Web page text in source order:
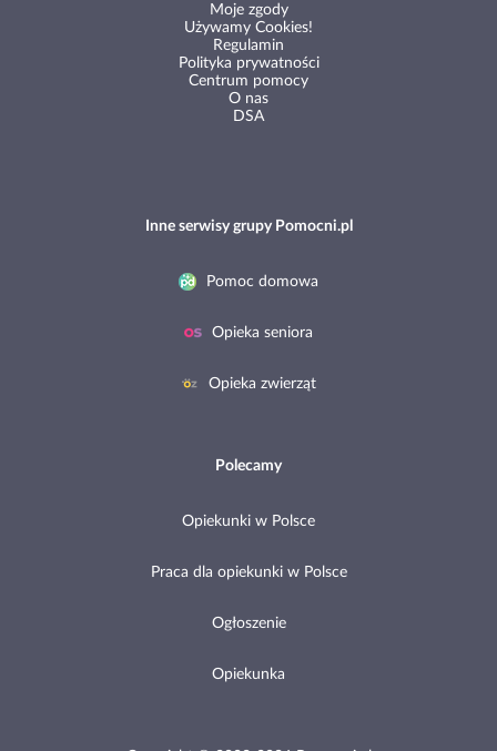
Moje zgody
Używamy Cookies!
Regulamin
Polityka prywatności
Centrum pomocy
O nas
DSA
Inne serwisy grupy Pomocni.pl
Pomoc domowa
Opieka seniora
Opieka zwierząt
Polecamy
Opiekunki w Polsce
Praca dla opiekunki w Polsce
Ogłoszenie
Opiekunka